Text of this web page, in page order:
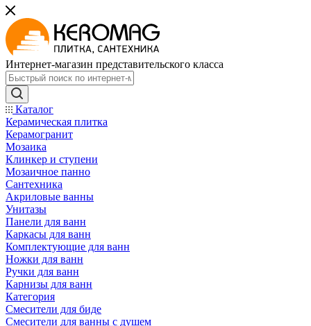
Интернет-магазин представительского класса
Каталог
Керамическая плитка
Керамогранит
Мозаика
Клинкер и ступени
Мозаичное панно
Сантехника
Акриловые ванны
Унитазы
Панели для ванн
Каркасы для ванн
Комплектующие для ванн
Ножки для ванн
Ручки для ванн
Карнизы для ванн
Категория
Смесители для биде
Смесители для ванны с душем